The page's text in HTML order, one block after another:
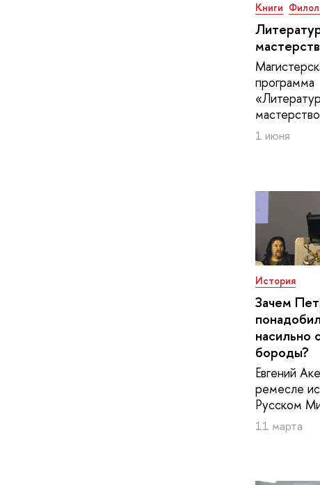
Книги
программа
1 июня
История
Зачем
насильно
бороды?
Евгений
ремесле
Русском
11 марта